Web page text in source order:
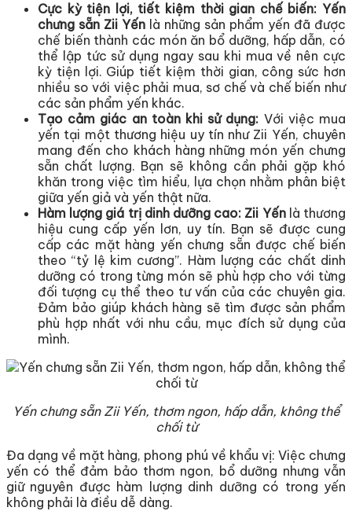
Cực kỳ tiện lợi, tiết kiệm thời gian chế biến: Yến
chưng sẵn Zii Yến là những sản phẩm yến đã được
chế biến thành các món ăn bổ dưỡng, hấp dẫn, có
thể lập tức sử dụng ngay sau khi mua về nên cực
kỳ tiện lợi. Giúp tiết kiệm thời gian, công sức hơn
nhiều so với việc phải mua, sơ chế và chế biến như
các sản phẩm yến khác.
Tạo cảm giác an toàn khi sử dụng: Với việc mua
yến tại một thương hiệu uy tín như Zii Yến, chuyên
mang đến cho khách hàng những món yến chưng
sẵn chất lượng. Bạn sẽ không cần phải gặp khó
khăn trong việc tìm hiểu, lựa chọn nhằm phân biệt
giữa yến giả và yến thật nữa.
Hàm lượng giá trị dinh dưỡng cao: Zii Yếnlà thương
hiệu cung cấp yến lơn, uy tín. Bạn sẽ được cung
cấp các mặt hàng yến chưng sẵn được chế biến
theo “tỷ lệ kim cương”. Hàm lượng các chất dinh
dưỡng có trong từng món sẽ phù hợp cho với từng
đối tượng cụ thể theo tư vấn của các chuyên gia.
Đảm bảo giúp khách hàng sẽ tìm được sản phẩm
phù hợp nhất với nhu cầu, mục đích sử dụng của
mình.
Yến chưng sẵn Zii Yến, thơm ngon, hấp dẫn, không thể
chối từ
Đa dạng về mặt hàng, phong phú về khẩu vị: Việc chưng
yến có thể đảm bảo thơm ngon, bổ dưỡng nhưng vẫn
giữ nguyên được hàm lượng dinh dưỡng có trong yến
không phải là điều dễ dàng.